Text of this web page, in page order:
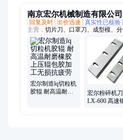
南京宏尔机械制造有限公司
回复及时 出价迅速 真实性已核验
主营： 切片刀、口罩刀、成型模、
碎机、剪切机、切粒机、口罩机、
胶、工业导轮、食品刀片、木工刀
孔网板、熔接齿模、全钢刀具、木
刀片、聚氨酯胶琨
宏尔制造lq切粒机
胶辊 耐高温耐磨
宏尔粉碎机
LX-600 高速